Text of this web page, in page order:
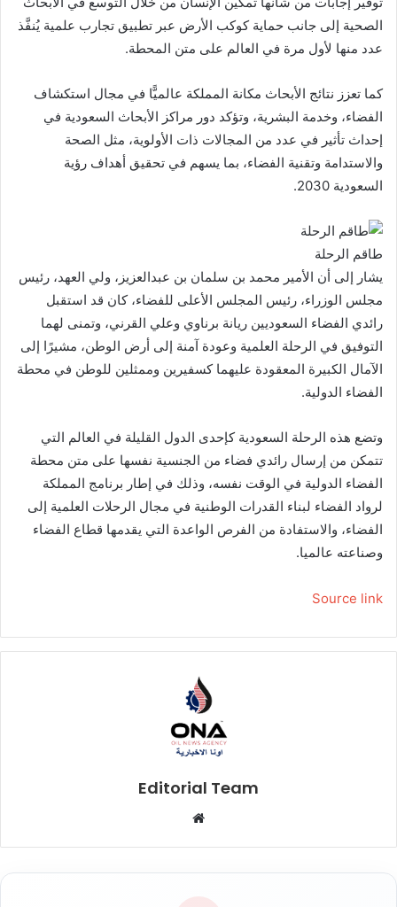
الصحية إلى جانب حماية كوكب الأرض عبر تطبيق تجارب علمية يُنفَّذ
عدد منها لأول مرة في العالم على متن المحطة.
كما تعزز نتائج الأبحاث مكانة المملكة عالميًّا في مجال استكشاف
الفضاء، وخدمة البشرية، وتؤكد دور مراكز الأبحاث السعودية في
إحداث تأثير في عدد من المجالات ذات الأولوية، مثل الصحة
والاستدامة وتقنية الفضاء، بما يسهم في تحقيق أهداف رؤية
السعودية 2030.
طاقم الرحلة
يشار إلى أن الأمير محمد بن سلمان بن عبدالعزيز، ولي العهد، رئيس
مجلس الوزراء، رئيس المجلس الأعلى للفضاء، كان قد استقبل
رائدي الفضاء السعوديين ريانة برناوي وعلي القرني، وتمنى لهما
التوفيق في الرحلة العلمية وعودة آمنة إلى أرض الوطن، مشيرًا إلى
الآمال الكبيرة المعقودة عليهما كسفيرين وممثلين للوطن في محطة
الفضاء الدولية.
وتضع هذه الرحلة السعودية كإحدى الدول القليلة في العالم التي
تتمكن من إرسال رائدي فضاء من الجنسية نفسها على متن محطة
الفضاء الدولية في الوقت نفسه، وذلك في إطار برنامج المملكة
لرواد الفضاء لبناء القدرات الوطنية في مجال الرحلات العلمية إلى
الفضاء، والاستفادة من الفرص الواعدة التي يقدمها قطاع الفضاء
وصناعته عالميا.
Source link
Editorial Team